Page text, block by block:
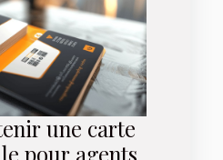
une carte
pour agents